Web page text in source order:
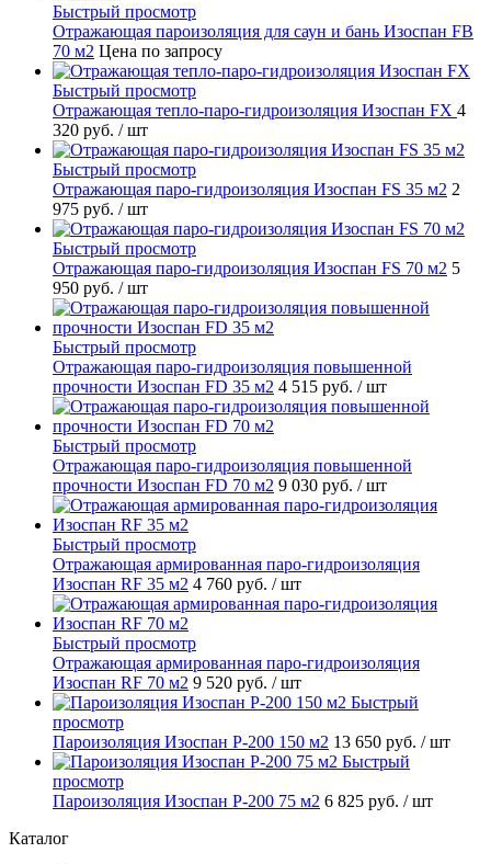
Быстрый просмотр
Отражающая пароизоляция для саун и бань Изоспан FB
70 м2 Цена по запросу
Быстрый просмотр
Отражающая тепло-паро-гидроизоляция Изоспан FХ 4
320 руб. / шт
Быстрый просмотр
Отражающая паро-гидроизоляция Изоспан FS 35 м2 2
975 руб. / шт
Быстрый просмотр
Отражающая паро-гидроизоляция Изоспан FS 70 м2 5
950 руб. / шт
Быстрый просмотр
Отражающая паро-гидроизоляция повышенной
прочности Изоспан FD 35 м2 4 515 руб. / шт
Быстрый просмотр
Отражающая паро-гидроизоляция повышенной
прочности Изоспан FD 70 м2 9 030 руб. / шт
Быстрый просмотр
Отражающая армированная паро-гидроизоляция
Изоспан RF 35 м2 4 760 руб. / шт
Быстрый просмотр
Отражающая армированная паро-гидроизоляция
Изоспан RF 70 м2 9 520 руб. / шт
Быстрый
просмотр
Пароизоляция Изоспан P-200 150 м2 13 650 руб. / шт
Быстрый
просмотр
Пароизоляция Изоспан P-200 75 м2 6 825 руб. / шт
Каталог